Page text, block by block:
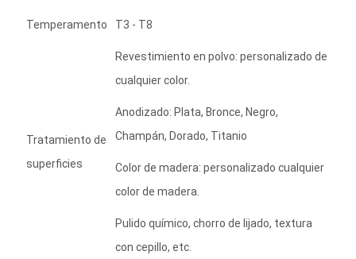
Temperamento T3 - T8
Tratamiento de
superficies
Revestimiento en polvo: personalizado de
cualquier color.
Anodizado: Plata, Bronce, Negro,
Champán, Dorado, Titanio
Color de madera: personalizado cualquier
color de madera.
Pulido químico, chorro de lijado, textura
con cepillo, etc.